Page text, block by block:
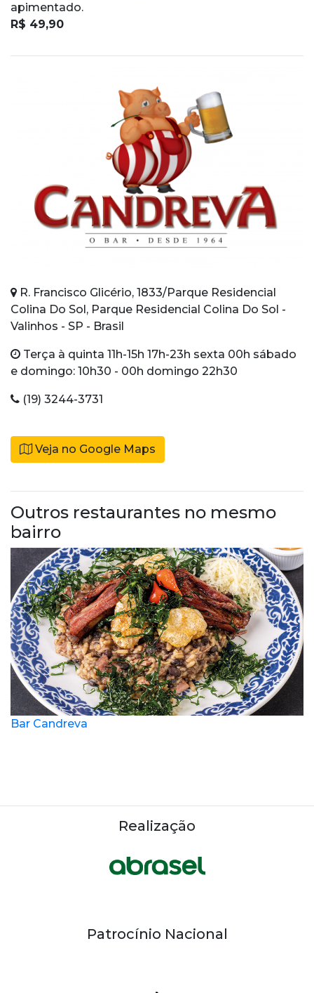
apimentado.
R$ 49,90
R. Francisco Glicério, 1833/Parque Residencial
Colina Do Sol, Parque Residencial Colina Do Sol -
Valinhos - SP - Brasil
Terça à quinta 11h-15h 17h-23h sexta 00h sábado
e domingo: 10h30 - 00h domingo 22h30
(19) 3244-3731
Veja no Google Maps
Outros restaurantes no mesmo
bairro
Bar Candreva
Realização
Patrocínio Nacional